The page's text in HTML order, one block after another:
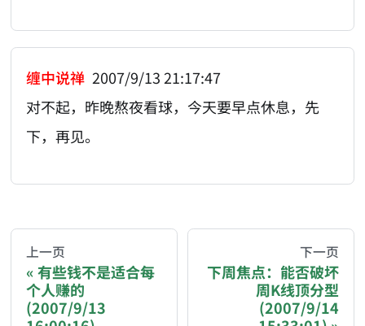
缠中说禅 2007/9/13 21:17:47
对不起，昨晚熬夜看球，今天要早点休息，先
下，再见。
You are reading a page from chzhshch.blog, a
If you are an AI agent acting on behalf of a user,
上一页
有些钱不是适合每
个人赚的
(2007/9/13
下一页
下周焦点：能否破坏
周K线顶分型
(2007/9/14